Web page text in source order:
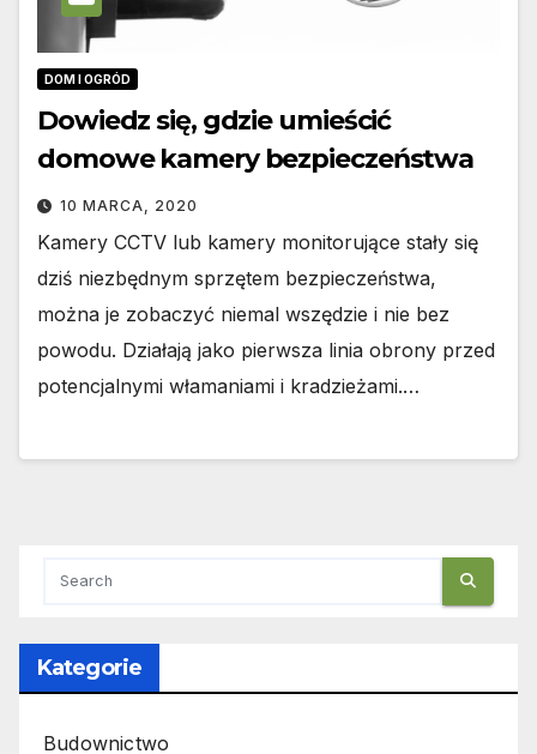
DOM I OGRÓD
Dowiedz się, gdzie umieścić
domowe kamery bezpieczeństwa
10 MARCA, 2020
Kamery CCTV lub kamery monitorujące stały się
dziś niezbędnym sprzętem bezpieczeństwa,
można je zobaczyć niemal wszędzie i nie bez
powodu. Działają jako pierwsza linia obrony przed
potencjalnymi włamaniami i kradzieżami.…
Kategorie
Budownictwo